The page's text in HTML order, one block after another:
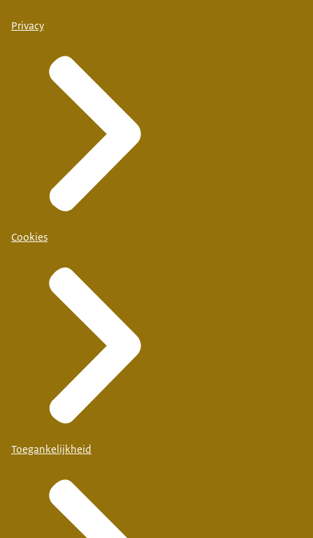
Privacy
Cookies
Toegankelijkheid